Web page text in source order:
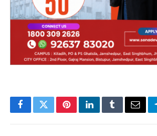
FacebookTwitterPinterestLinkedInTumblrEmail